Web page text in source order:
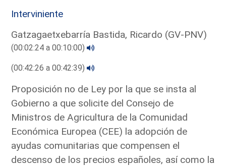
Interviniente
Gatzagaetxebarría Bastida, Ricardo (GV-PNV)
(00:02:24 a 00:10:00)
(00:42:26 a 00:42:39)
Proposición no de Ley por la que se insta al
Gobierno a que solicite del Consejo de
Ministros de Agricultura de la Comunidad
Económica Europea (CEE) la adopción de
ayudas comunitarias que compensen el
descenso de los precios españoles, así como la